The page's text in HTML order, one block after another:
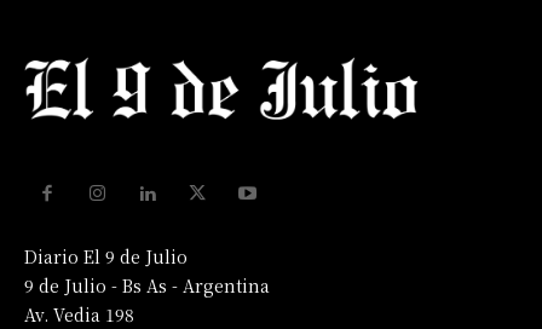
Diario El 9 de Julio
9 de Julio - Bs As - Argentina
Av. Vedia 198